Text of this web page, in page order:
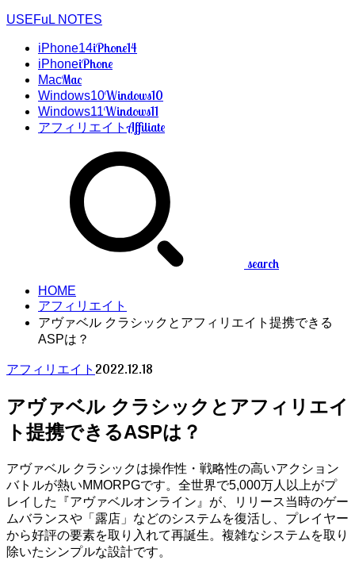
USEFuL NOTES
iPhone14iPhone14
iPhoneiPhone
MacMac
Windows10Windows10
Windows11Windows11
アフィリエイトAffiliate
search
HOME
アフィリエイト
アヴァベル クラシックとアフィリエイト提携できる
ASPは？
アフィリエイト 2022.12.18
アヴァベル クラシックとアフィリエイ
ト提携できるASPは？
アヴァベル クラシックは操作性・戦略性の高いアクション
バトルが熱いMMORPGです。全世界で5,000万人以上がプ
レイした『アヴァベルオンライン』が、リリース当時のゲー
ムバランスや「露店」などのシステムを復活し、プレイヤー
から好評の要素を取り入れて再誕生。複雑なシステムを取り
除いたシンプルな設計です。